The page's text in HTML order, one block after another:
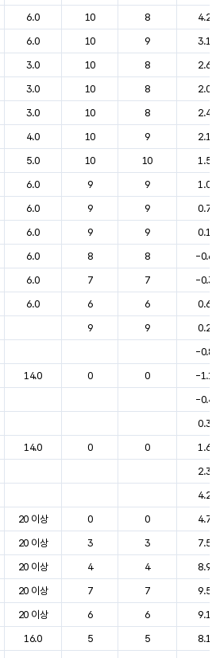
6.0 10 8
4.2
6.0 10 9
3.1
3.0 10 8
2.6
3.0 10 8
2.0
3.0 10 8
2.4
4.0 10 9
2.1
5.0 10 10
1.5
6.0 9 9
1.0
6.0 9 9
0.7
6.0 9 9
0.1
6.0 8 8
-0.6
6.0 7 7
-0.3
6.0 6 6
0.6
9 9
0.2
-0.8
14.0 0 0
-1.1
-0.4
0.3
14.0 0 0
1.6
2.3
4.2
20 이상 0 0
4.7
20 이상 3 3
7.5
20 이상 4 4
8.9
20 이상 7 7
9.5
20 이상 6 6
9.1
16.0 5 5
8.1